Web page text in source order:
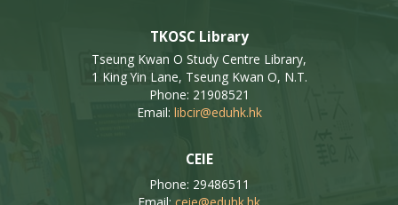
TKOSC Library
Tseung Kwan O Study Centre Library,
1 King Yin Lane, Tseung Kwan O, N.T.
Phone: 21908521
Email: libcir@eduhk.hk
CEIE
Phone: 29486511